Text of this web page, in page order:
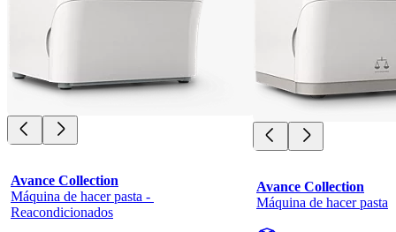
Avance Collection
Máquina de hacer pasta -
Reacondicionados
Avance Collection
Máquina de hacer pasta